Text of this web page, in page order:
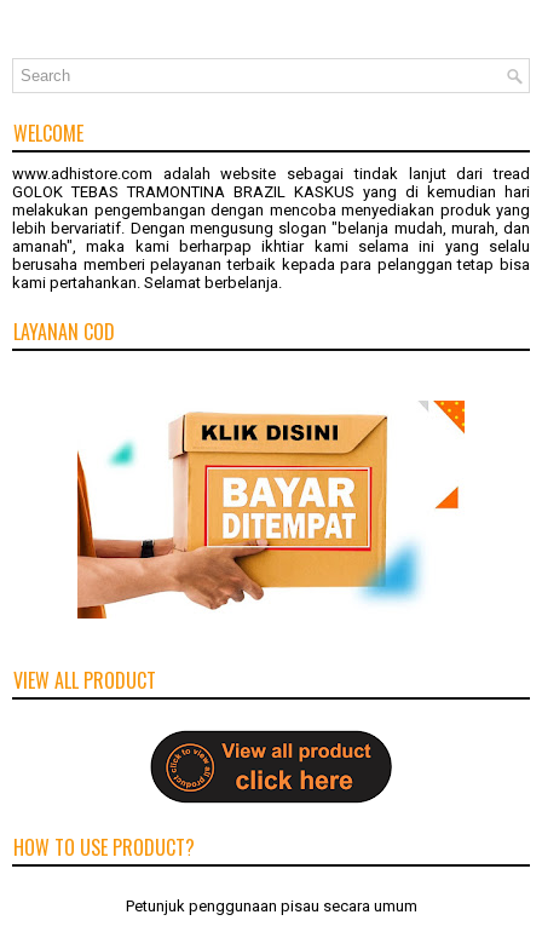
WELCOME
www.adhistore.com adalah website sebagai tindak lanjut dari tread
GOLOK TEBAS TRAMONTINA BRAZIL KASKUS yang di kemudian hari
melakukan pengembangan dengan mencoba menyediakan produk yang
lebih bervariatif. Dengan mengusung slogan "belanja mudah, murah, dan
amanah", maka kami berharpap ikhtiar kami selama ini yang selalu
berusaha memberi pelayanan terbaik kepada para pelanggan tetap bisa
kami pertahankan. Selamat berbelanja.
LAYANAN COD
VIEW ALL PRODUCT
HOW TO USE PRODUCT?
Petunjuk penggunaan pisau secara umum